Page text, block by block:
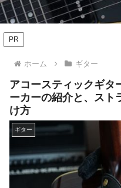
PR
ホーム ギター
アコースティックギタ
ーカーの紹介と、スト
け方
ギター